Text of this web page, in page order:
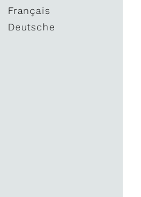
Français
Deutsche